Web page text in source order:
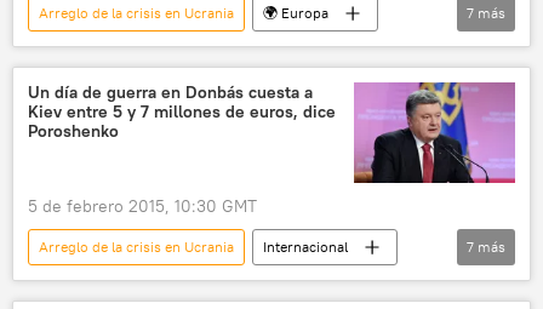
Arreglo de la crisis en Ucrania
🌍 Europa
Internacional
Francia
Ucrania
François Hollande
OTAN
Relaciones Ucrania — OTAN
noticias
7 más
Un día de guerra en Donbás cuesta a
Kiev entre 5 y 7 millones de euros, dice
Poroshenko
5 de febrero 2015, 10:30 GMT
Arreglo de la crisis en Ucrania
Internacional
Situación en el este de Ucrania
Ucrania
7 más